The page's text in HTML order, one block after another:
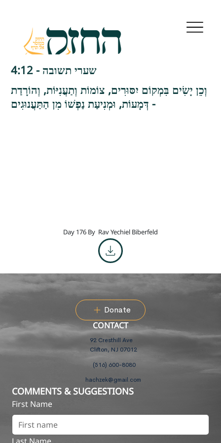
שערי תשובה - 4:12
וְכֵן יָשִׂים בִּמְקוֹם יִסּוּרִים, צוֹמוֹת וְתַעֲנִיּוֹת, וְהוֹרָדַת
דְּמָעוֹת, וּמְנִיעַת נַפְשׁוֹ מִן הַתַּעֲנוּגִים -
Day 176 By Rav Yechiel Biberfeld
Donate
CONTACT
92 Cresthill Ave
Clifton, NJ 07012
(516) 600-8080
hachzek@gmail.com
COMMENTS & SUGGESTIONS
First Name